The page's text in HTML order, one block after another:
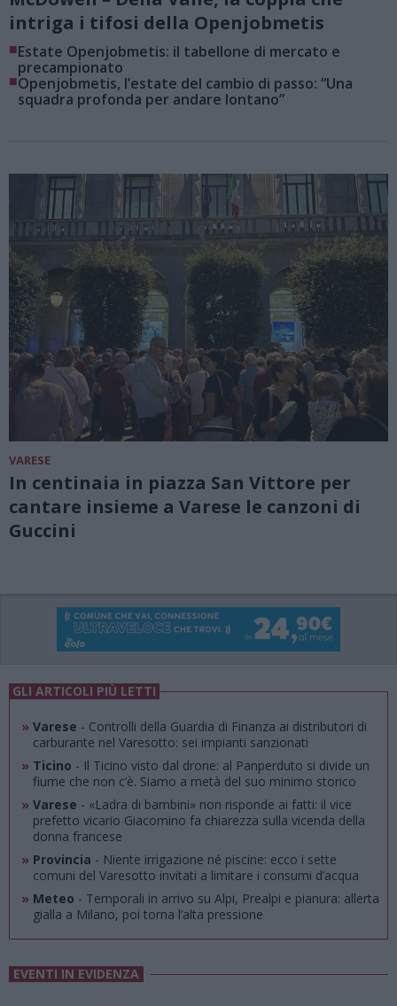
intriga i tifosi della Openjobmetis
■Estate Openjobmetis: il tabellone di mercato e
precampionato
■Openjobmetis, l’estate del cambio di passo: “Una
squadra profonda per andare lontano”
VARESE
In centinaia in piazza San Vittore per
cantare insieme a Varese le canzoni di
Guccini
GLI ARTICOLI PIÙ LETTI
» Varese - Controlli della Guardia di Finanza ai distributori di
carburante nel Varesotto: sei impianti sanzionati
» Ticino - Il Ticino visto dal drone: al Panperduto si divide un
fiume che non c’è. Siamo a metà del suo minimo storico
» Varese - «Ladra di bambini» non risponde ai fatti: il vice
prefetto vicario Giacomino fa chiarezza sulla vicenda della
donna francese
» Provincia - Niente irrigazione né piscine: ecco i sette
comuni del Varesotto invitati a limitare i consumi d’acqua
» Meteo - Temporali in arrivo su Alpi, Prealpi e pianura: allerta
gialla a Milano, poi torna l’alta pressione
EVENTI IN EVIDENZA